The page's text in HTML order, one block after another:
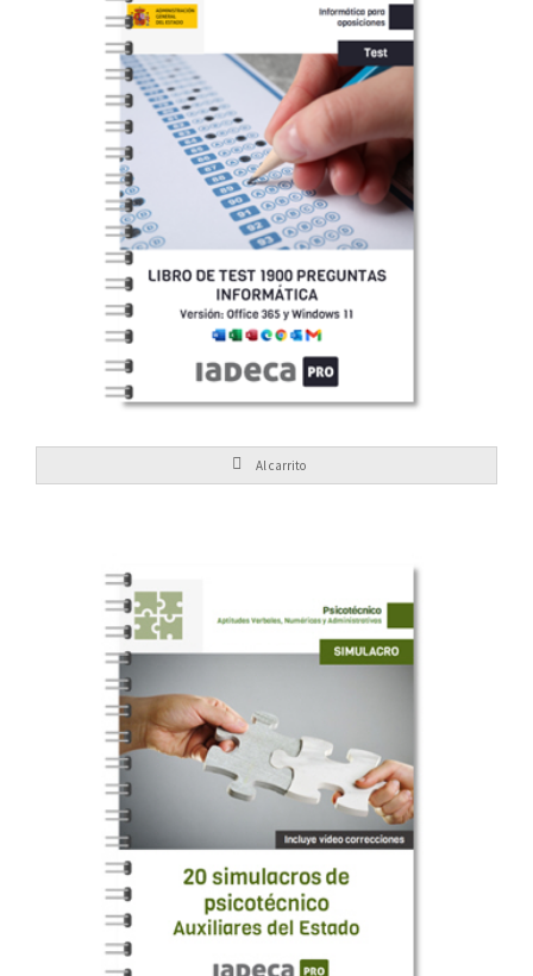
1900 Preguntas de Informática
Teórica
49,95 €
Al carrito
20 simulacros de psicotécnico
39,95